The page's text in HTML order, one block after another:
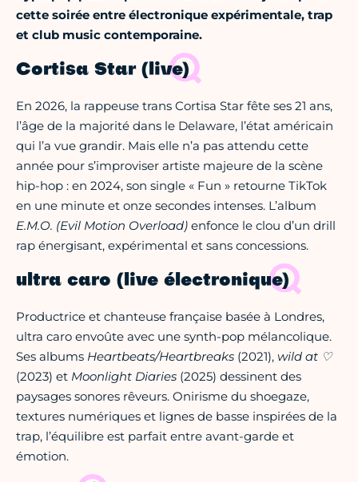
cette soirée entre électronique expérimentale, trap
et club music contemporaine.
Cortisa Star (live)
En 2026, la rappeuse trans Cortisa Star fête ses 21 ans,
l’âge de la majorité dans le Delaware, l’état américain
qui l’a vue grandir. Mais elle n’a pas attendu cette
année pour s’improviser artiste majeure de la scène
hip-hop : en 2024, son single « Fun » retourne TikTok
en une minute et onze secondes intenses. L’album
E.M.O. (Evil Motion Overload) enfonce le clou d’un drill
rap énergisant, expérimental et sans concessions.
ultra caro (live électronique)
Productrice et chanteuse française basée à Londres,
ultra caro envoûte avec une synth-pop mélancolique.
Ses albums Heartbeats/Heartbreaks (2021), wild at ♡
(2023) et Moonlight Diaries (2025) dessinent des
paysages sonores rêveurs. Onirisme du shoegaze,
textures numériques et lignes de basse inspirées de la
trap, l’équilibre est parfait entre avant-garde et
émotion.